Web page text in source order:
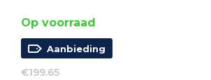
Op voorraad
Aanbieding
€199.65